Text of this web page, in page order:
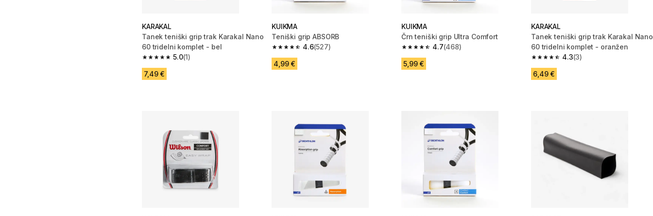
KARAKAL
Tanek teniški grip trak Karakal Nano
60 tridelni komplet - bel
5.0
5.0 od 5 zvezdic from 1 ocene
(1)
7,49 €
KUIKMA
Teniški grip ABSORB
4.6
4.6 od 5 zvezdic from 527 ocene
(527)
4,99 €
KUIKMA
Črn teniški grip Ultra Comfort
4.7
4.7 od 5 zvezdic from 468 ocene
(468)
5,99 €
KARAKAL
Tanek teniški grip trak Karakal Nano
60 tridelni komplet - oranžen
4.3
4.3 od 5 zvezdic from 3 ocene
(3)
6,49 €